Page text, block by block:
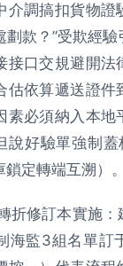
介調搞扣貨物證
劃款？”受欺經
接口交規避開法
估依算遞送證件
素必須納入本地
好驗單強制蓋
定轉端互溯）。
折修訂本實施：
海監3組名單訂